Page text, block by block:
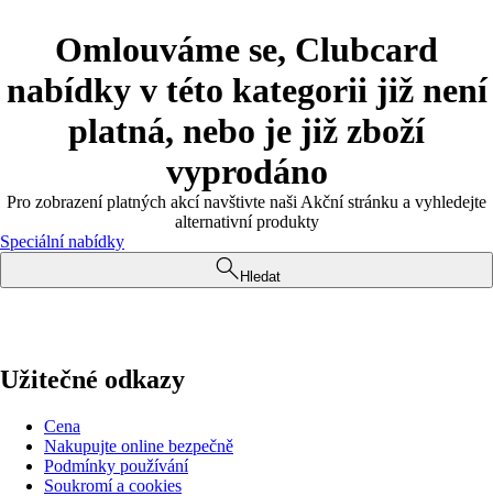
Omlouváme se, Clubcard
nabídky v této kategorii již není
platná, nebo je již zboží
vyprodáno
Pro zobrazení platných akcí navštivte naši Akční stránku a vyhledejte
alternativní produkty
Speciální nabídky
Hledat
Užitečné odkazy
Cena
Nakupujte online bezpečně
Podmínky používání
Soukromí a cookies